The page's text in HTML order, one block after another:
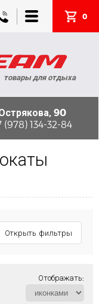
0
товары для отдыха
90
(978) 134-32-84
Открыть фильтры
Отображать: